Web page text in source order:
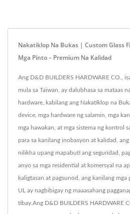
Nakatiklop Na Bukas | Custom Glass
Mga Pinto – Premium Na Kalidad
Ang D&D BUILDERS HARDWARE CO.,
mula sa Taiwan, ay dalubhasa sa mataas
hardware, kabilang ang Nakatiklop na
device, mga hardware ng salamin, mga
mga hawakan, at mga sistema ng kontrol
para sa kanilang inobasyon at kalidad,
nilikha upang mapabuti ang seguridad,
anyo sa mga residential at komersyal na
kaligtasan at pagsunod, ang kanilang
UL ay nagbibigay ng maaasahang
tibay.Ang D&D BUILDERS HARDWARE